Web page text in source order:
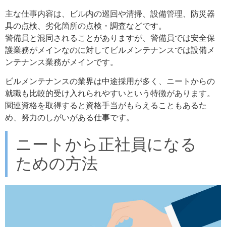
主な仕事内容は、ビル内の巡回や清掃、設備管理、防災器
具の点検、劣化箇所の点検・調査などです。
警備員と混同されることがありますが、警備員では安全保
護業務がメインなのに対してビルメンテナンスでは設備メ
ンテナンス業務がメインです。
ビルメンテナンスの業界は中途採用が多く、ニートからの
就職も比較的受け入れられやすいという特徴があります。
関連資格を取得すると資格手当がもらえることもあるた
め、努力のしがいがある仕事です。
ニートから正社員になる
ための方法